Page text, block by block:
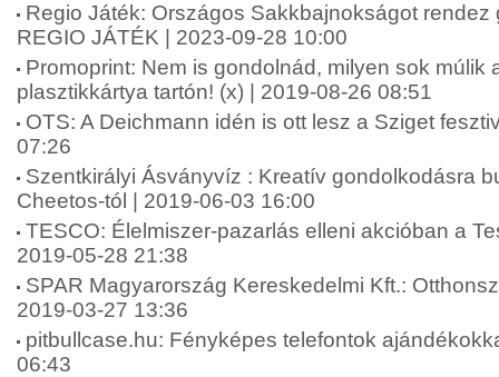
Regio Játék: Országos Sakkbajnokságot rendez
REGIO JÁTÉK | 2023-09-28 10:00
Promoprint: Nem is gondolnád, milyen sok múlik
plasztikkártya tartón! (x) | 2019-08-26 08:51
OTS: A Deichmann idén is ott lesz a Sziget
07:26
Szentkirályi Ásványvíz : Kreatív gondolkodásra
Cheetos-tól | 2019-06-03 16:00
TESCO: Élelmiszer-pazarlás elleni akcióban a
2019-05-28 21:38
SPAR Magyarország Kereskedelmi Kft.:
2019-03-27 13:36
pitbullcase.hu: Fényképes telefontok
06:43